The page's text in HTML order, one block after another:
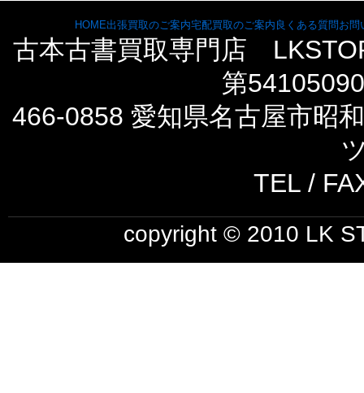
HOME出張買取のご案内宅配買取のご案内 良くある質問お問
古本古書買取専門店
第
466-0858 愛知県名古屋市昭
TEL /
copyright © 2010 LK